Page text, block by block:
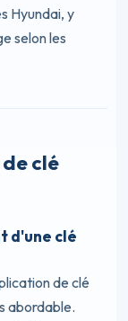
Hyundai, y
selon les
clé
d'une clé
de clé
abordable.